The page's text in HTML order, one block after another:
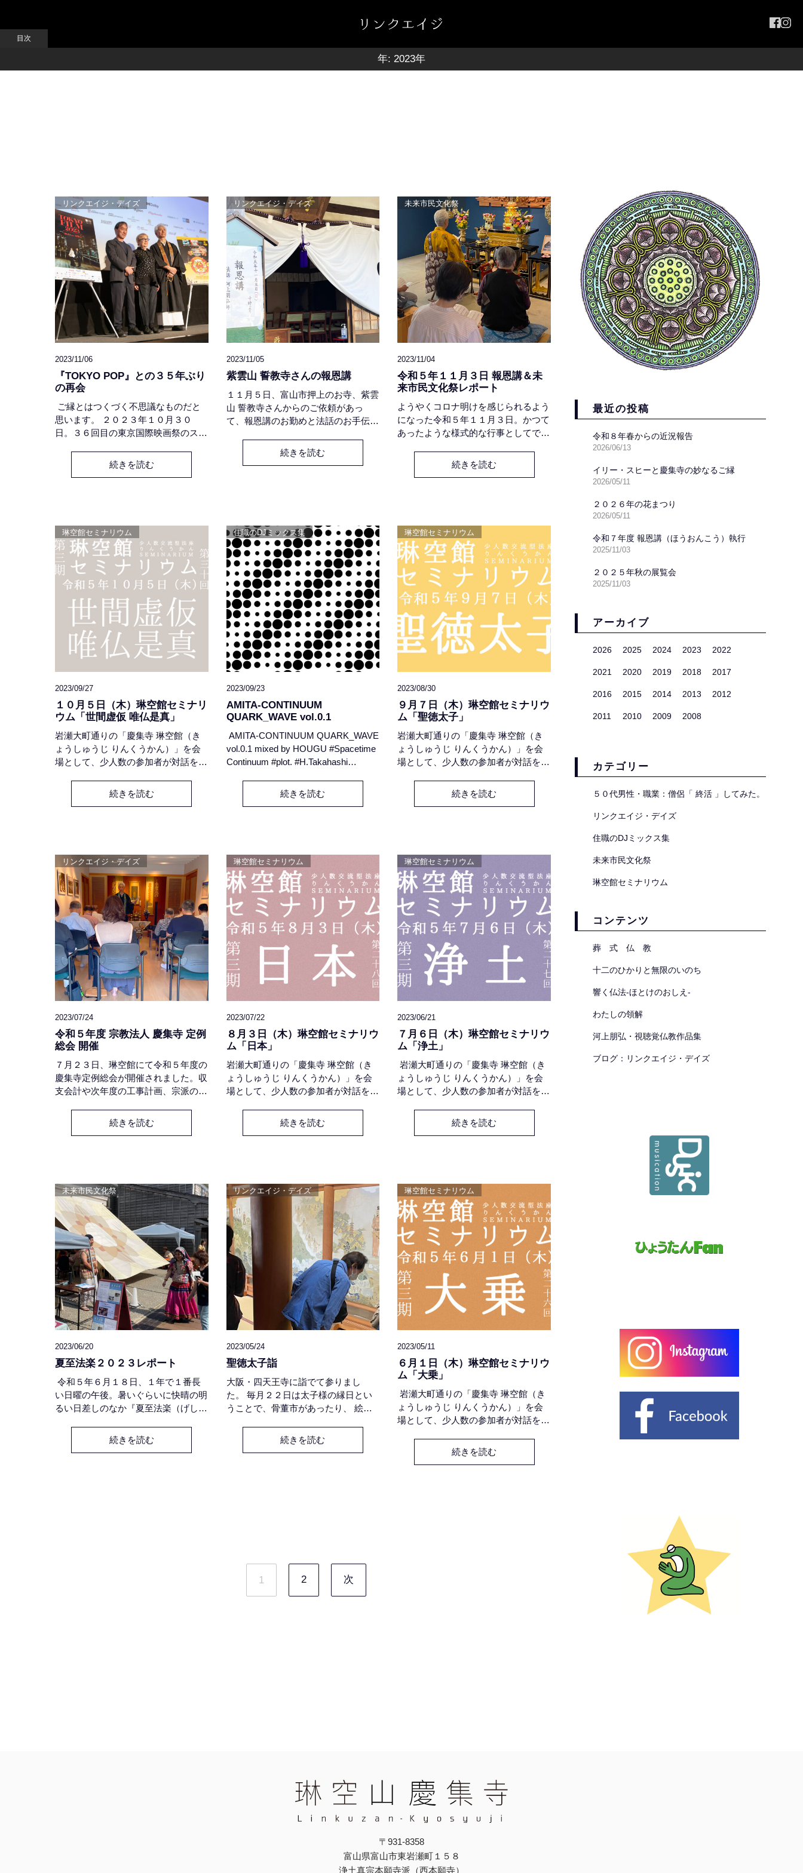
年: 2023年
リンクエイジ・デイズ
2023/11/06
『TOKYO POP』との３５年ぶり
の再会
ご縁とはつくづく不思議なものだと
思います。 ２０２３年１０月３０
日。３６回目の東京国際映画祭のスク
るなんて。 そもそものご縁は今年の
春。たまたま富山に訪れられて、たま
はとても自然で素敵なたたずまいで、
どんな方なのかと関心をもった私がお
尋ねする
続きを読む
リンクエイジ・デイズ
2023/11/05
紫雲山 誓教寺さんの報恩講
１１月５日、富山市押上のお寺、紫雲
山 誓教寺さんからのご依頼があっ
て、報恩講のお勤めと法話のお手伝い
マは『聖徳太子と親鸞聖人-観音菩薩
の化身-』京都・六角堂の寺院名が
続きを読む
未来市民文化祭
2023/11/04
令和５年１１月３日 報恩講＆未
来市民文化祭レポート
ようやくコロナ明けを感じられるよう
になった令和５年１１月３日。かつて
あったような様式的な行事としてでは
り行わせていただきました。１０代か
ら８０代まで幅広い世代の方々にお参
法題にお話しさせていただきました。
海外にいま起きている隣国同士の争い
に思いを致し、自分自身の
続きを読む
琳空館セミナリウム
2023/09/27
１０月５日（木）琳空館セミナリ
ウム「世間虚仮 唯仏是真」
岩瀬大町通りの「慶集寺 琳空館（き
ょうしゅうじ りんくうかん）」を会
場として、少人数の参加者が対話を通
ウム』。今期のテーマは『わたしにま
でとどいた仏教 - 大乗・浄土・日本・
す。会場は、岩瀬大町通りの「慶集寺
琳空館」 時間は夜７時半より９時頃
まで会費は１０００円
続きを読む
住職のDJミックス集
2023/09/23
AMITA-CONTINUUM
QUARK_WAVE vol.0.1
AMITA-CONTINUUM QUARK_WAVE
vol.0.1 mixed by HOUGU #Spacetime
Continuum #plot. #H.Takahashi
went worth #VISIBLE CLOAKS #M.
Sage #Masayoshi Fujita #Audio Das
続きを読む
琳空館セミナリウム
2023/08/30
９月７日（木）琳空館セミナリウ
ム「聖徳太子」
岩瀬大町通りの「慶集寺 琳空館（き
ょうしゅうじ りんくうかん）」を会
場として、少人数の参加者が対話を通
ウム』。今期のテーマは『わたしにま
でとどいた仏教 - 大乗・浄土・日本・
大町通りの「慶集寺 琳空館」 時間
は夜７時半より９時頃まで会費は１０
００円（+お賽銭 / お
続きを読む
リンクエイジ・デイズ
2023/07/24
令和５年度 宗教法人 慶集寺 定例
総会 開催
７月２３日、琳空館にて令和５年度の
慶集寺定例総会が開催されました。収
支会計や次年度の工事計画、宗派の動
ご報告して、今年の大きな乗り越えを
無事終わらせていただいた後は、 琳
リーパブ」にて、 自由参加の暑気払
い🍺 おいしいクラフトビールをたく
さんいただき
続きを読む
琳空館セミナリウム
2023/07/22
８月３日（木）琳空館セミナリウ
ム「日本」
岩瀬大町通りの「慶集寺 琳空館（き
ょうしゅうじ りんくうかん）」を会
場として、少人数の参加者が対話を通
ウム』。今期のテーマは『わたしにま
でとどいた仏教 - 大乗・浄土・日本・
会場は、岩瀬大町通りの「慶集寺 琳
空館」 時間は夜７時半より９時頃ま
で会費は１０００円（
続きを読む
琳空館セミナリウム
2023/06/21
７月６日（木）琳空館セミナリウ
ム「浄土」
岩瀬大町通りの「慶集寺 琳空館（き
ょうしゅうじ りんくうかん）」を会
場として、少人数の参加者が対話を通
ウム』。今期のテーマは『わたしにま
でとどいた仏教 - 大乗・浄土・日本・
と解脱について-」です。会場は、岩
瀬大町通りの「慶集寺 琳空館」 時
間は夜７時半より
続きを読む
未来市民文化祭
2023/06/20
夏至法楽２０２３レポート
令和５年６月１８日、１年で１番長
い日曜の午後。暑いぐらいに快晴の明
るい日差しのなか『夏至法楽（げしほ
２時からの第１部では「慶びの集まる
法要」をテーマとして、南沢靖浩氏の
続きを読む
リンクエイジ・デイズ
2023/05/24
聖徳太子詣
大阪・四天王寺に詣でて参りまし
た。 毎月２２日は太子様の縁日とい
うことで、骨董市があったり、 絵説
ュージアムで『真宗と聖徳太子』展を
観覧。 尊いインスピレーションをい
続きを読む
琳空館セミナリウム
2023/05/11
６月１日（木）琳空館セミナリウ
ム「大乗」
岩瀬大町通りの「慶集寺 琳空館（き
ょうしゅうじ りんくうかん）」を会
場として、少人数の参加者が対話を通
ウム』は、今年で３期目となります。
今期のテーマは『わたしにまでとどい
続きを読む
1 2 次
最近の投稿
令和８年春からの近況報告
2026/06/13
イリー・スヒーと慶集寺の妙なるご縁
2026/05/11
２０２６年の花まつり
2026/05/11
令和７年度 報恩講（ほうおんこう）執行
2025/11/03
２０２５年秋の展覧会
2025/11/03
アーカイブ
2026 2025 2024 2023 2022
2021 2020 2019 2018 2017
2016 2015 2014 2013 2012
2011 2010 2009 2008
カテゴリー
５０代男性・職業：僧侶「 終活 」してみた。
リンクエイジ・デイズ
住職のDJミックス集
未来市民文化祭
琳空館セミナリウム
コンテンツ
葬 式 仏 教
十二のひかりと無限のいのち
響く仏法-ほとけのおしえ-
わたしの領解
河上朋弘・視聴覚仏教作品集
ブログ：リンクエイジ・デイズ
〒931-8358
富山県富山市東岩瀬町１５８
浄土真宗本願寺派（西本願寺）